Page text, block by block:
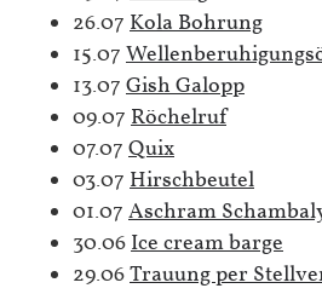
26.07 Kola Bohrung
15.07
13.07 Gish Galopp
09.07 Röchelruf
07.07 Quix
03.07 Hirschbeutel
01.07 Aschram
30.06Ice cream barge
29.06Trauung per